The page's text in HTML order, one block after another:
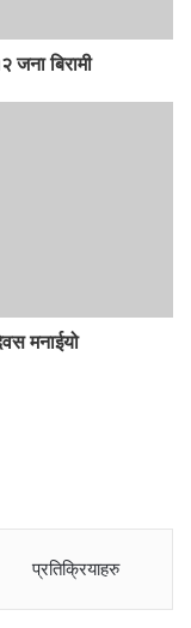
जना बिरामी
मनाईयो
प्रतिक्रियाहरु